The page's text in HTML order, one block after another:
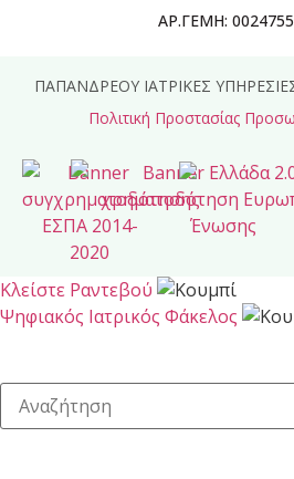
ΑΡ.ΓΕΜΗ:
ΠΑΠΑΝΔΡΕΟΥ ΙΑΤΡΙΚΕΣ
Πολιτική Προστασίας
Κλείστε Ραντεβού
Ψηφιακός Ιατρικός Φάκελος